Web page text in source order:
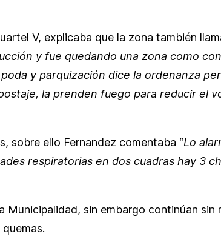
V, explicaba que la zona también
y fue quedando una zona como
y parquización dice la ordenanza
la prenden fuego para reducir el
sobre ello Fernandez comentaba “Lo
respiratorias en dos cuadras hay 3
sin embargo continúan sin